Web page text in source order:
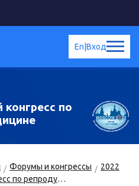
Вход
En
по
Форумы и конгрессы
2022
XVI Международный конгресс по репродуктивной медицине